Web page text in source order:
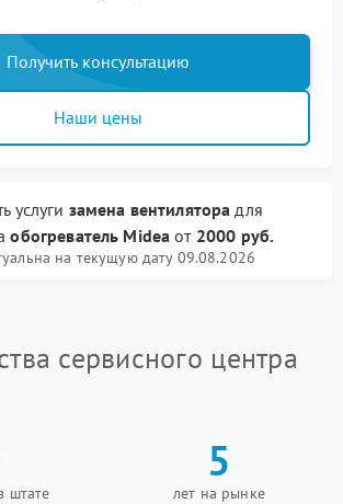
Получить консультацию
Наши цены
услуги замена вентилятора для
обогреватель Midea от 2000 руб.
на текущую дату 09.08.2026
сервисного центра
штате
5
лет на рынке